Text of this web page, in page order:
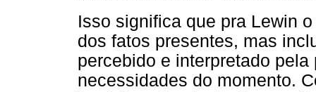
Isso significa que pra Lewin
dos fatos presentes, mas
percebido e interpretado
necessidades do momento.